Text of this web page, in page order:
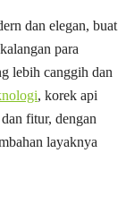
dan elegan, buat
para
lebih canggih dan
, korek api
fitur, dengan
layaknya